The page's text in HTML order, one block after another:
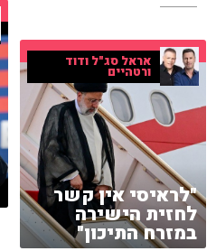
אראל סג"ל ודוד
ורטהיים
"לראיסי אין קשר
לחזית הישירה
במזרח התיכון"